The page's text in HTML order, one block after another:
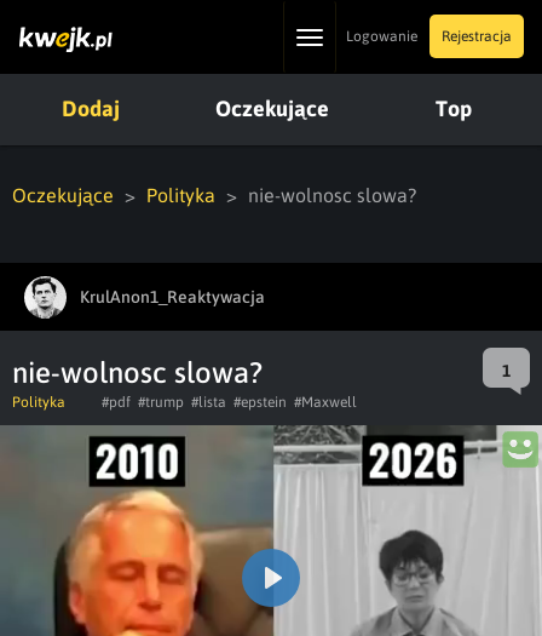
ToggleLogowanie Rejestracja
Dodaj Oczekujące Top
Oczekujące Polityka nie-wolnosc slowa?
KrulAnon1_Reaktywacja
nie-wolnosc slowa? 1
Polityka #pdf #trump #lista #epstein #Maxwell
Play